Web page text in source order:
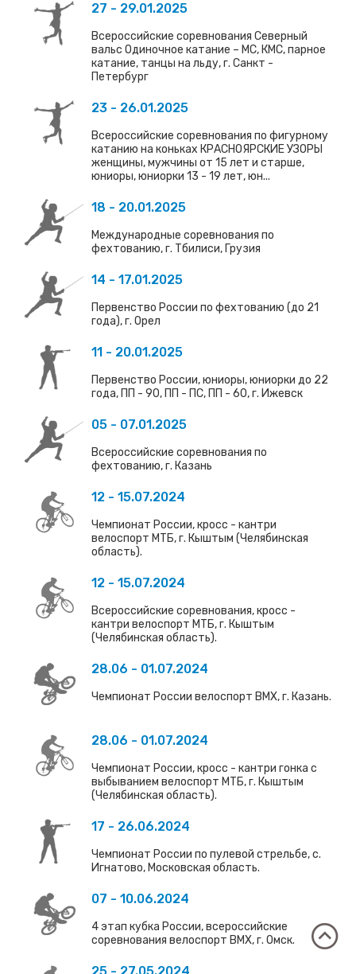
27 - 29.01.2025
Всероссийские соревнования Северный
вальс Одиночное катание – МС, КМС, парное
катание, танцы на льду, г. Санкт -
Петербург
23 - 26.01.2025
Всероссийские соревнования по фигурному
катанию на коньках КРАСНОЯРСКИЕ УЗОРЫ
женщины, мужчины от 15 лет и старше,
юниоры, юниорки 13 - 19 лет, юн...
18 - 20.01.2025
Международные соревнования по
фехтованию, г. Тбилиси, Грузия
14 - 17.01.2025
Первенство России по фехтованию (до 21
года), г. Орел
11 - 20.01.2025
Первенство России, юниоры, юниорки до 22
года, ПП - 90, ПП - ПС, ПП - 60, г. Ижевск
05 - 07.01.2025
Всероссийские соревнования по
фехтованию, г. Казань
12 - 15.07.2024
Чемпионат России, кросс - кантри
велоспорт МТБ, г. Кыштым (Челябинская
область).
12 - 15.07.2024
Всероссийские соревнования, кросс -
кантри велоспорт МТБ, г. Кыштым
(Челябинская область).
28.06 - 01.07.2024
Чемпионат России велоспорт ВМХ, г. Казань.
28.06 - 01.07.2024
Чемпионат России, кросс - кантри гонка с
выбыванием велоспорт МТБ, г. Кыштым
(Челябинская область).
17 - 26.06.2024
Чемпионат России по пулевой стрельбе, с.
Игнатово, Московская область.
07 - 10.06.2024
4 этап кубка России, всероссийские
соревнования велоспорт ВМХ, г. Омск.